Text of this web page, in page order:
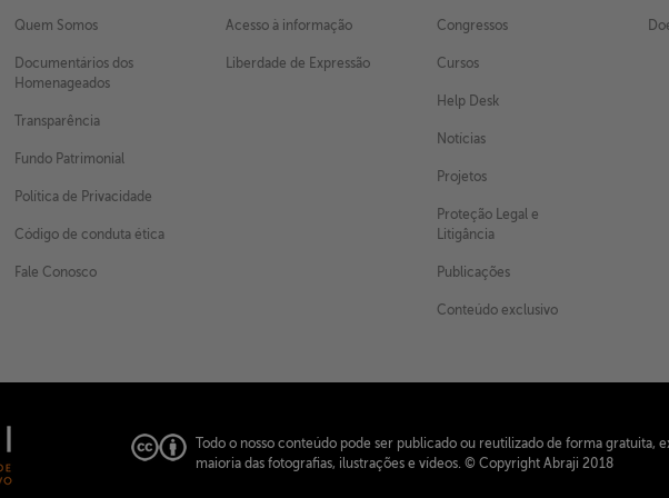
Quem Somos
Documentários dos
Homenageados
Transparência
Fundo Patrimonial
Política de Privacidade
Código de conduta ética
Fale Conosco
Acesso à informação
Liberdade de Expressão
Congressos
Cursos
Help Desk
Notícias
Projetos
Proteção Legal e
Litigância
Publicações
Conteúdo exclusivo
Todo o nosso conteúdo pode ser publicado ou reutilizado de forma gratuita,
maioria das fotografias, ilustrações e vídeos. © Copyright Abraji 2018